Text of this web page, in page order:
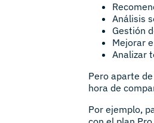
Análisis
Gestión
Mejorar
Analizar
Pero aparte
hora de
Por ejemplo,